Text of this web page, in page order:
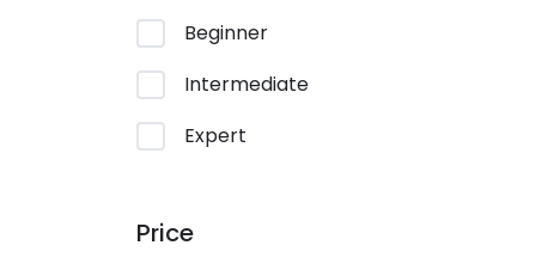
Beginner
Intermediate
Expert
Price